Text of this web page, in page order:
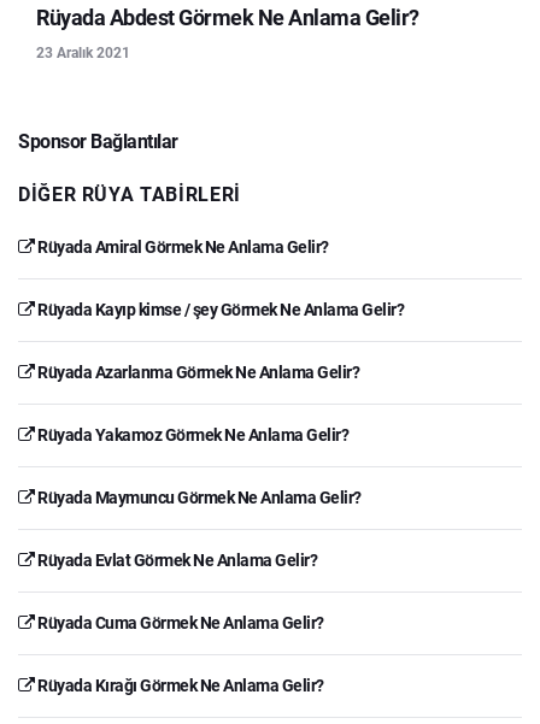
Rüyada Abdest Görmek Ne Anlama Gelir?
23 Aralık 2021
Sponsor Bağlantılar
DIĞER RÜYA TABIRLERI
Rüyada Amiral Görmek Ne Anlama Gelir?
Rüyada Kayıp kimse / şey Görmek Ne Anlama Gelir?
Rüyada Azarlanma Görmek Ne Anlama Gelir?
Rüyada Yakamoz Görmek Ne Anlama Gelir?
Rüyada Maymuncu Görmek Ne Anlama Gelir?
Rüyada Evlat Görmek Ne Anlama Gelir?
Rüyada Cuma Görmek Ne Anlama Gelir?
Rüyada Kırağı Görmek Ne Anlama Gelir?